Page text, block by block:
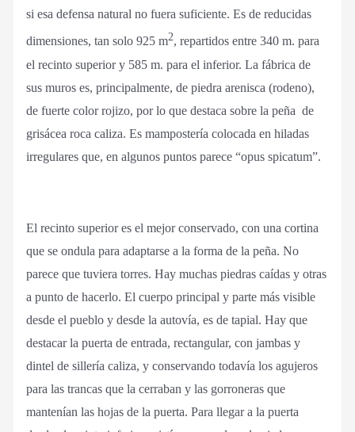
si esa defensa natural no fuera suficiente. Es de reducidas
dimensiones, tan solo 925 m2, repartidos entre 340 m. para
el recinto superior y 585 m. para el inferior. La fábrica de
sus muros es, principalmente, de piedra arenisca (rodeno),
de fuerte color rojizo, por lo que destaca sobre la peña de
grisácea roca caliza. Es mampostería colocada en hiladas
irregulares que, en algunos puntos parece “opus spicatum”.
El recinto superior es el mejor conservado, con una cortina
que se ondula para adaptarse a la forma de la peña. No
parece que tuviera torres. Hay muchas piedras caídas y otras
a punto de hacerlo. El cuerpo principal y parte más visible
desde el pueblo y desde la autovía, es de tapial. Hay que
destacar la puerta de entrada, rectangular, con jambas y
dintel de sillería caliza, y conservando todavía los agujeros
para las trancas que la cerraban y las gorroneras que
mantenían las hojas de la puerta. Para llegar a la puerta